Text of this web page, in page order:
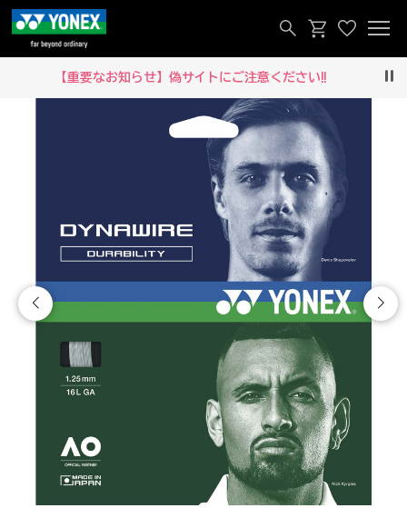
【重要なお知らせ】偽サイトにご注意ください‼